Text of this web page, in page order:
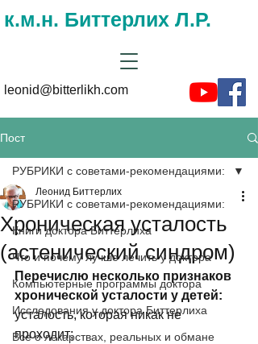
к.м.н. Биттерлих Л.Р.
leonid@bitterlikh.com
Пост
РУБРИКИ с советами-рекомендациями:
Книги доктора Биттерлиха
Что и почему лучше лечить у доктора
Компьютерные программы доктора
Исследования у доктора Биттерлиха
Все о лекарствах, реальных и обмане
РУБРИКИ с советами-рекомендациями:
Хроническая усталость
(астенический синдром)
Леонид Биттерлих
Перечислю несколько признаков
хронической усталости у детей:
усталость, которая никак не
проходит;